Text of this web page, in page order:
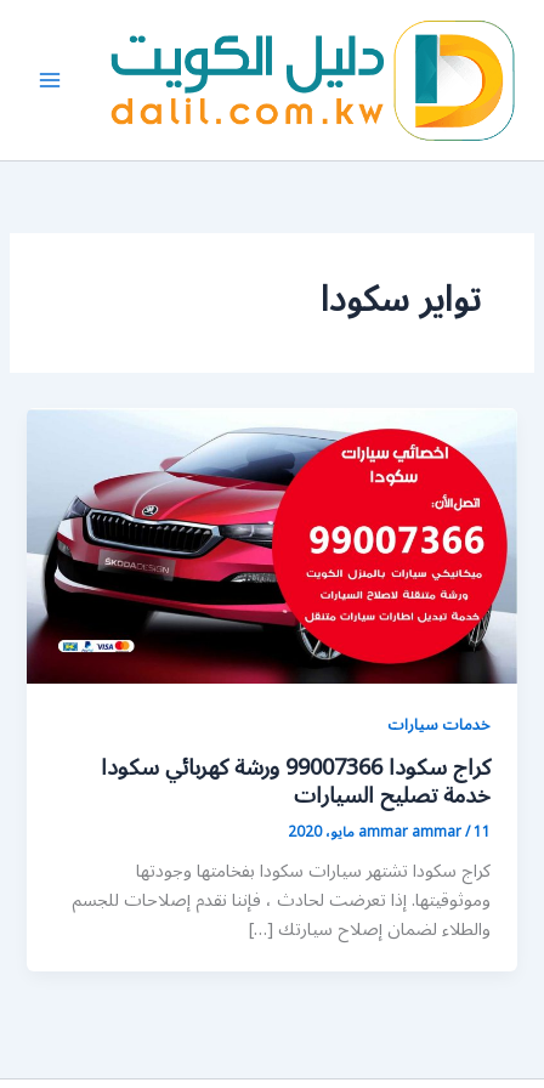
المحتوى
تواير سكودا
خدمات سيارات
كراج سكودا 99007366 ورشة كهربائي سكودا
خدمة تصليح السيارات
ammar ammar/11 مايو، 2020
كراج سكودا تشتهر سيارات سكودا بفخامتها وجودتها
وموثوقيتها. إذا تعرضت لحادث ، فإننا نقدم إصلاحات للجسم
والطلاء لضمان إصلاح سيارتك […]